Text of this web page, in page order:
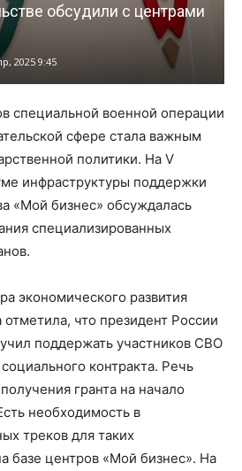
обсудили с центрами
2025 9:45
специальной военной операции
сфере стала важным
политики. На V
инфраструктуры поддержки
«Мой бизнес» обсуждалась
специализированных
экономического развития
что президент России
поддержать участников СВО
контракта. Речь
гранта на начало
необходимость в
треков для таких
базе центров «Мой бизнес». На